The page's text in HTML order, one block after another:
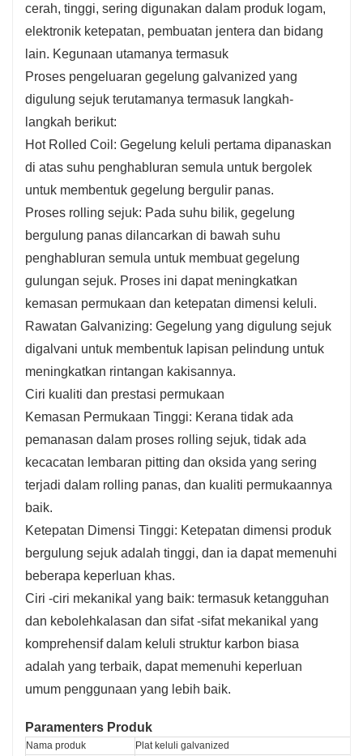
cerah, tinggi, sering digunakan dalam produk logam,
elektronik ketepatan, pembuatan jentera dan bidang
lain. Kegunaan utamanya termasuk
Proses pengeluaran gegelung galvanized yang
digulung sejuk terutamanya termasuk langkah-
langkah berikut:
Hot Rolled Coil: Gegelung keluli pertama dipanaskan
di atas suhu penghabluran semula untuk bergolek
untuk membentuk gegelung bergulir panas.
Proses rolling sejuk: Pada suhu bilik, gegelung
bergulung panas dilancarkan di bawah suhu
penghabluran semula untuk membuat gegelung
gulungan sejuk. Proses ini dapat meningkatkan
kemasan permukaan dan ketepatan dimensi keluli.
Rawatan Galvanizing: Gegelung yang digulung sejuk
digalvani untuk membentuk lapisan pelindung untuk
meningkatkan rintangan kakisannya.
Ciri kualiti dan prestasi permukaan
Kemasan Permukaan Tinggi: Kerana tidak ada
pemanasan dalam proses rolling sejuk, tidak ada
kecacatan lembaran pitting dan oksida yang sering
terjadi dalam rolling panas, dan kualiti permukaannya
baik.
Ketepatan Dimensi Tinggi: Ketepatan dimensi produk
bergulung sejuk adalah tinggi, dan ia dapat memenuhi
beberapa keperluan khas.
Ciri -ciri mekanikal yang baik: termasuk ketangguhan
dan kebolehkalasan dan sifat -sifat mekanikal yang
komprehensif dalam keluli struktur karbon biasa
adalah yang terbaik, dapat memenuhi keperluan
umum penggunaan yang lebih baik.
Paramenters Produk
Nama produk Plat keluli galvanized